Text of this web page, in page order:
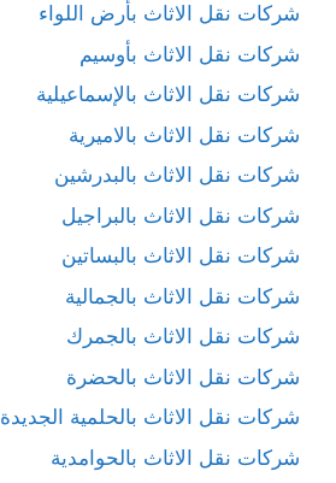
شركات نقل الاثاث بأرض اللواء
شركات نقل الاثاث بأوسيم
شركات نقل الاثاث بالإسماعيلية
شركات نقل الاثاث بالاميرية
شركات نقل الاثاث بالبدرشين
شركات نقل الاثاث بالبراجيل
شركات نقل الاثاث بالبساتين
شركات نقل الاثاث بالجمالية
شركات نقل الاثاث بالجمرك
شركات نقل الاثاث بالحضرة
شركات نقل الاثاث بالحلمية الجديدة
شركات نقل الاثاث بالحوامدية